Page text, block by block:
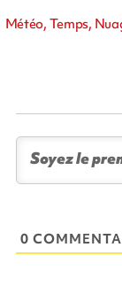
Météo, Temps,
0